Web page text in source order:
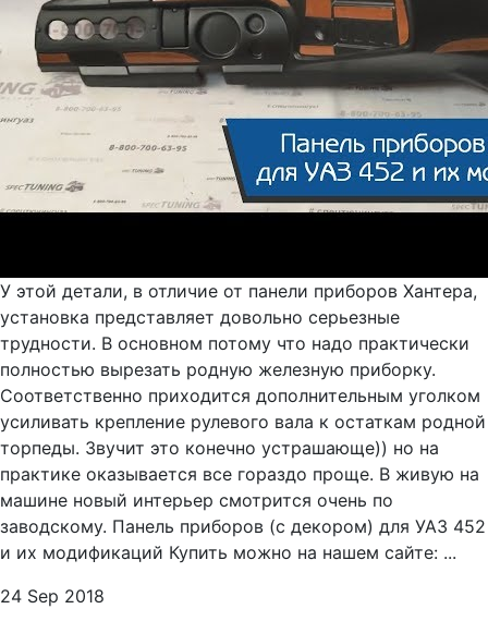
У этой детали, в отличие от панели приборов Хантера,
установка представляет довольно серьезные
трудности. В основном потому что надо практически
полностью вырезать родную железную приборку.
Соответственно приходится дополнительным уголком
усиливать крепление рулевого вала к остаткам родной
торпеды. Звучит это конечно устрашающе)) но на
практике оказывается все гораздо проще. В живую на
машине новый интерьер смотрится очень по
заводскому. Панель приборов (с декором) для УАЗ 452
и их модификаций Купить можно на нашем сайте: ...
24 Sep 2018